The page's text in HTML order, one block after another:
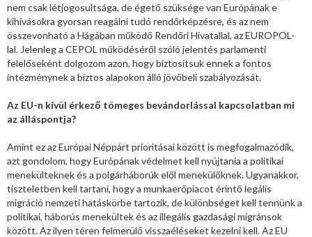
nem csak létjogosultsága, de égető szüksége van Európának e
kihívásokra gyorsan reagálni tudó rendőrképzésre, és az nem
összevonható a Hágában működő Rendőri Hivatallal, az EUROPOL-
lal. Jelenleg a CEPOL működéséről szóló jelentés parlamenti
felelőseként dolgozom azon, hogy biztosítsuk ennek a fontos
intézménynek a biztos alapokon álló jövőbeli szabályozását.
Az EU-n kívül érkező tömeges bevándorlással kapcsolatban mi
az álláspontja?
Amint ez az Európai Néppárt prioritásai között is megfogalmazódik,
azt gondolom, hogy Európának védelmet kell nyújtania a politikai
menekülteknek és a polgárháborúk elől menekülőknek. Ugyanakkor,
tiszteletben kell tartani, hogy a munkaerőpiacot érintő legális
migráció nemzeti hatáskörbe tartozik, de különbséget kell tennünk a
politikai, háborús menekültek és az illegális gazdasági migránsok
között. Az ilyen téren felmerülő visszaéléseket kezelni kell. Az EU